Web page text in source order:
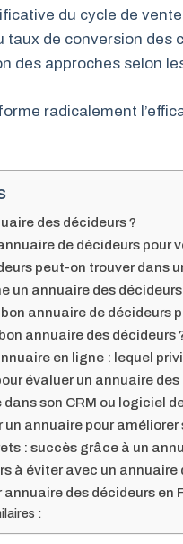
du cycle de vente
taux de conversion des
des approches selon
radicalement
des décideurs ?
de décideurs pour
peut-on trouver dans
un annuaire des décideurs
annuaire de décideurs
annuaire des décideurs
en ligne : lequel
évaluer un annuaire
son CRM ou logiciel
un annuaire pour
: succès grâce à un
à éviter avec un annuaire
des décideurs en
: